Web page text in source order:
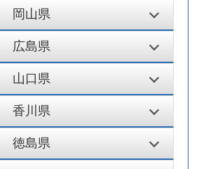
岡山県
広島県
山口県
香川県
徳島県